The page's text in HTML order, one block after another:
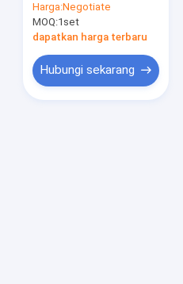
rasio slenderness
sekrup 24L/D
Harga:Negotiate
MOQ:1set
dapatkan harga terbaru
Hubungi sekarang